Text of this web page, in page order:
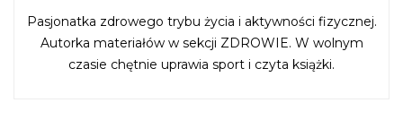
Pasjonatka zdrowego trybu życia i aktywności fizycznej.
Autorka materiałów w sekcji ZDROWIE. W wolnym
czasie chętnie uprawia sport i czyta książki.